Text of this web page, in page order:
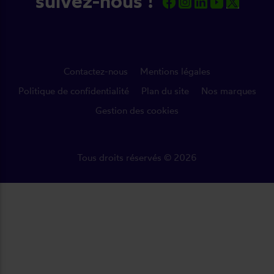
Contactez-nous
Mentions légales
Politique de confidentialité
Plan du site
Nos marques
Gestion des cookies
Tous droits réservés © 2026